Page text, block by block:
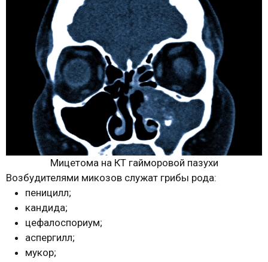
Мицетома на КТ гайморовой пазухи
Возбудителями микозов служат грибы рода:
пеницилл;
кандида;
цефалоспориум;
аспергилл;
мукор;